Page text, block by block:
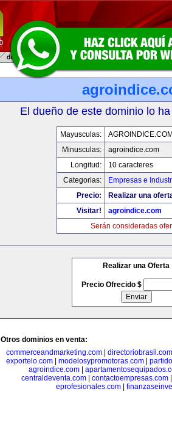
El dueño de este dominio lo
Mayusculas:
Minusculas:
agroindice.com
Longitud:
10 caracteres
Categorias:
Empresas e
Precio:
Realizar una
Visitar!
agroindice.com
Serán consideradas
Realizar una Oferta
Precio Ofrecido $
Otros dominios en venta:
commerceandmarketing.com| directoriobrasil.com
exportelo.com
modelosypromotoras.com
agroindice.com
centraldeventa.com
contactoempresas.com
eprofesionales.com